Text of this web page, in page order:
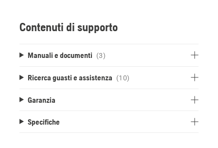
Contenuti di supporto
Manuali e documenti (3)
Ricerca guasti e assistenza (10)
Garanzia
Specifiche